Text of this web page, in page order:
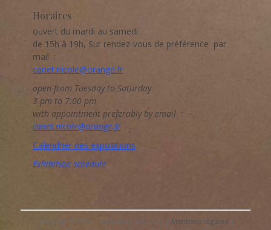
Horaires
ouvert du mardi au samedi
de 15h à 19h, Sur rendez-vous de préférence par
mail :
canet.nicole@orange.fr
open from Tuesday to Saturday
3 pm to 7:00 pm
with appointment preferably by email :
canet.nicole@orange.fr
Calendrier des expositions
Exhibition schedule
Copyright © 2026 | Au Bonheur du Jour | Mentions légales |